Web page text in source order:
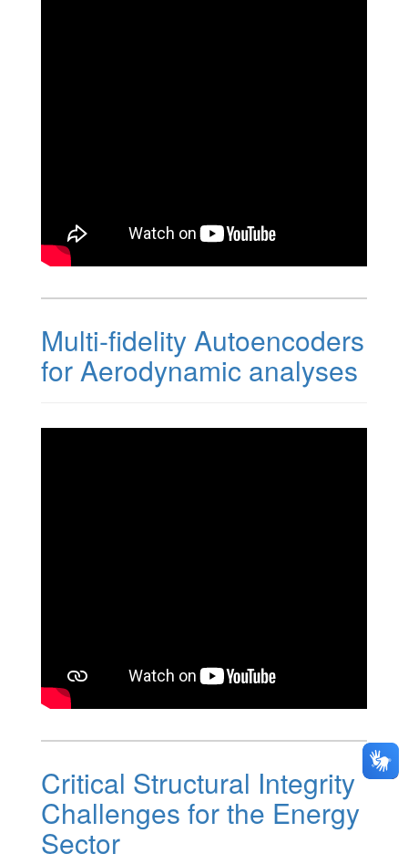
Multi-fidelity Autoencoders
for Aerodynamic analyses
Critical Structural Integrity
Challenges for the Energy
Sector